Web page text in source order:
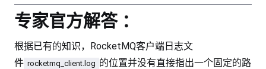
专家官方解答 ：
根据已有的知识，RocketMQ客户端日志文
件 rocketmq_client.log 的位置并没有直接指出一个固定的路